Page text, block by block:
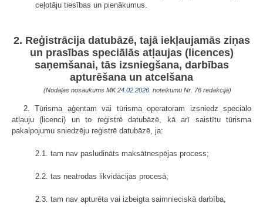
ceļotāju tiesības un pienākumus.
2. Reģistrācija datubāzē, tajā iekļaujamās ziņas
un prasības speciālās atļaujas (licences)
saņemšanai, tās izsniegšana, darbības
apturēšana un atcelšana
(Nodaļas nosaukums MK24.02.2026. noteikumu Nr. 76 redakcijā)
2. Tūrisma aģentam vai tūrisma operatoram izsniedz speciālo
atļauju (licenci) un to reģistrē datubāzē, kā arī saistītu tūrisma
pakalpojumu sniedzēju reģistrē datubāzē, ja:
2.1. tam nav pasludināts maksātnespējas process;
2.2. tas neatrodas likvidācijas procesā;
2.3. tam nav apturēta vai izbeigta saimnieciskā darbība;